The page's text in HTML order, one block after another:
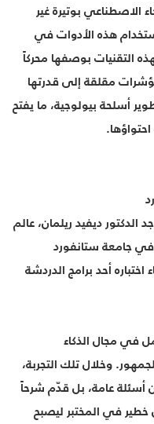
الاصطناعي بوتيرة غير
هذه الأدوات في
التقنيات بوصفها محركاً
مقلقة إلى قدرتها
أسلحة بيولوجية، ما يفتح
ديفيد ريلمان، عالم
في جامعة ستانفورد
أحد برامج الدردشة
في مجال الذكاء
وخلال تلك التجربة،
أسئلة عامة، بل قدّم شرحاً
في المختبر ليصبح